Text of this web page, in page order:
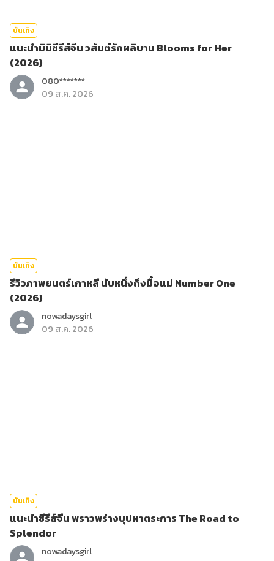
บันเทิง
แนะนำมินิซีรีส์จีน วสันต์รักผลิบาน Blooms for Her
(2026)
080*******
09 ส.ค. 2026
บันเทิง
รีวิวภาพยนตร์เกาหลี นับหนึ่งถึงมื้อแม่ Number One
(2026)
nowadaysgirl
09 ส.ค. 2026
บันเทิง
แนะนำซีรีส์จีน พราวพร่างบุปผาตระการ The Road to
Splendor
nowadaysgirl